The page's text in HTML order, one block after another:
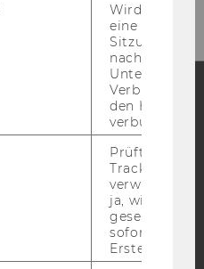
Blog
Bluesky
Wird gesetzt,
eine
Sitzung/
nach einer
Verbindung
den Hotjar-
verbunden
Prüft, ob der
Tracking
verwenden
ja, wird ein
gesetzt. Wird
sofort nach
Erstellung